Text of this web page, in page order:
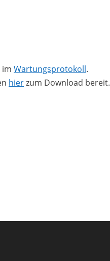
im Wartungsprotokoll.
hierzum Download bereit.